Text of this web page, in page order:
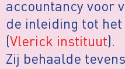
accountancy voor
de inleiding tot
(Vlerick instituut).
Zij behaalde